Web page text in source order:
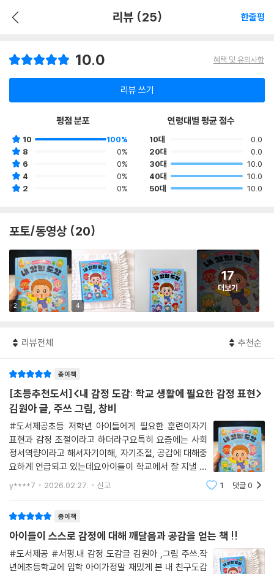
리뷰 (25) 한줄평
10.0 혜택 및 유의사항
리뷰 쓰기
평점 분포
10
100%
8
0%
6
0%
4
0%
2
0%
연령대별 평균 점수
10대
0.0
20대
0.0
30대
10.0
40대
10.0
50대
10.0
포토/동영상 (20)
2 4
17
더보기
리뷰전체 추천순
종이책
[초등추천도서]<내 감정 도감: 학교 생활에 필요한 감정 표현>
김원아 글, 주쓰 그림, 창비
#도서제공초등 저학년 아이들에게 필요한 훈련이자기
표현과 감정 조절이라고 하더라구요특히 요즘에는 사회
정서역량이라고 해서자기이해, 자기조절, 공감에 대해중
요하게 언급되고 있는데요아이들이 학교에서 잘 지낼 수
있는 기반은학교생활에 안정감을 느끼고건강한 친구 관
계를 만드는 것이라고 해요초등학교 교사이자 동화작가
y****7 2026.02.27. 신고 1 댓글0
종이책
아이들이 스스로 감정에 대해 깨달음과 공감을 얻는 책 !!
#도서제공 #서평.내 감정 도감글 김원아 ,그림 주쓰.작
년에초등학교에 입학 아이가정말 재밌게 본 내 친구도감